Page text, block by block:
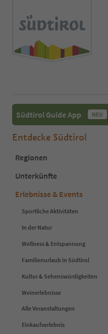
Südtirol Guide App NEU
Entdecke Südtirol
Regionen
Unterkünfte
Erlebnisse & Events
Sportliche Aktivitäten
In der Natur
Wellness & Entspannung
Familienurlaub in Südtirol
Kultur & Sehenswürdigkeiten
Weinerlebnisse
Alle Veranstaltungen
Einkaufserlebnis